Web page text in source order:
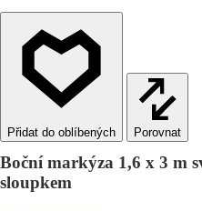
Porovnat
Boční markýza 1,6 x 3 m
sloupkem